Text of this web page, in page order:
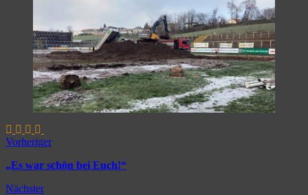
Vorheriger
„Es war schön bei Euch!“
Nächster